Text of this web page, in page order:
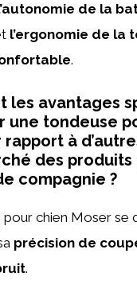
de la
l’ergonomie de la
.
les avantages
une tondeuse
rapport à
des produits
compagnie ?
chien Moser se
précision de
.